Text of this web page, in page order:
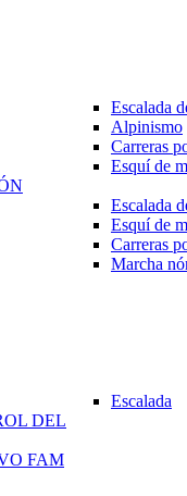
Escalada
Alpinismo
Carreras
Esquí de
Escalada
Esquí de
Carreras
Marcha
Escalada
DEL
FAM